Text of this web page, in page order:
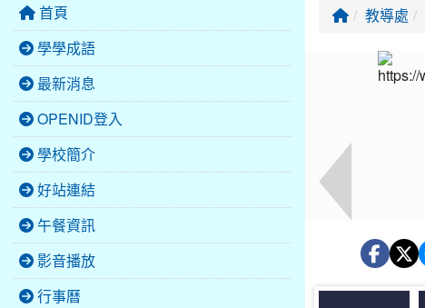
回首頁
教導處
首頁
學學成語
最新消息
OPENID登入
學校簡介
好站連結
午餐資訊
影音播放
行事曆